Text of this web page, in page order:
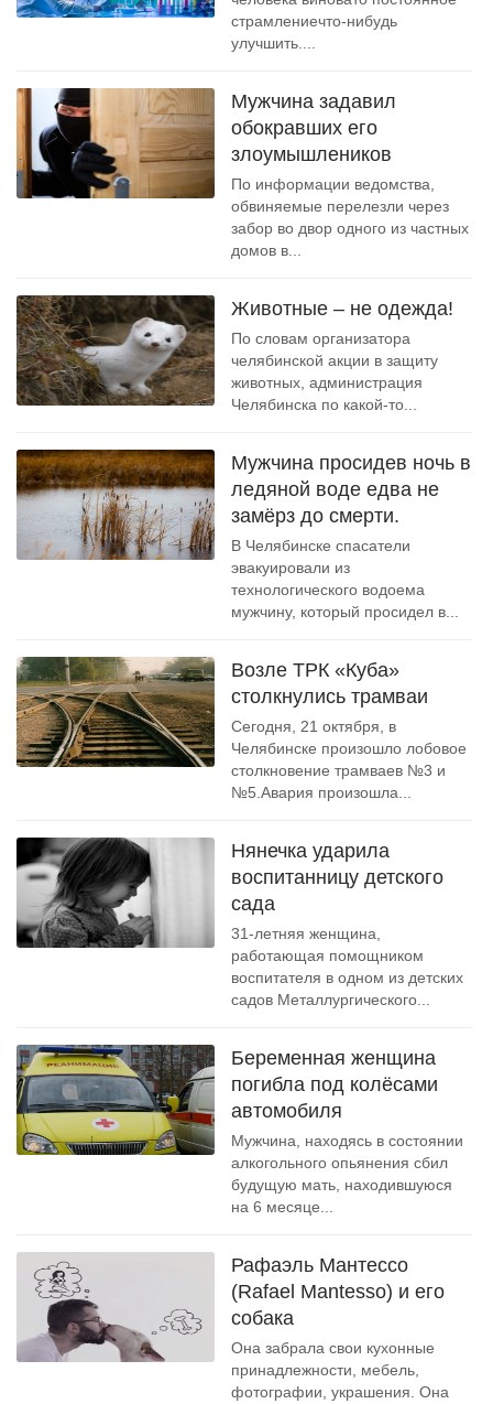
страмлениечто-нибудь
улучшить....
Мужчина задавил
обокравших его
злоумышлеников
По информации ведомства,
обвиняемые перелезли через
забор во двор одного из частных
домов в...
Животные – не одежда!
По словам организатора
челябинской акции в защиту
животных, администрация
Челябинска по какой-то...
Мужчина просидев ночь в
ледяной воде едва не
замёрз до смерти.
В Челябинске спасатели
эвакуировали из
технологического водоема
мужчину, который просидел в...
Возле ТРК «Куба»
столкнулись трамваи
Сегодня, 21 октября, в
Челябинске произошло лобовое
столкновение трамваев №3 и
№5.Авария произошла...
Нянечка ударила
воспитанницу детского
сада
31-летняя женщина,
работающая помощником
воспитателя в одном из детских
садов Металлургического...
Беременная женщина
погибла под колёсами
автомобиля
Мужчина, находясь в состоянии
алкогольного опьянения сбил
будущую мать, находившуюся
на 6 месяце...
Рафаэль Мантессо
(Rafael Mantesso) и его
собака
Она забрала свои кухонные
принадлежности, мебель,
фотографии, украшения. Она